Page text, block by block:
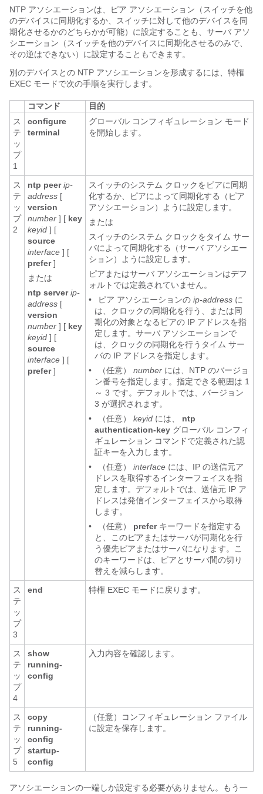
NTP アソシエーションは、ピア アソシエーション（スイッチを他
のデバイスに同期化するか、スイッチに対して他のデバイスを同
期化させるかのどちらかが可能）に設定することも、サーバ アソ
シエーション（スイッチを他のデバイスに同期化させるのみで、
その逆はできない）に設定することもできます。
別のデバイスとの NTP アソシエーションを形成するには、特権
EXEC モードで次の手順を実行します。
コマンド
目的
ス
テ
ッ
プ
1
configure
terminal
グローバル コンフィギュレーション モード
を開始します。
ス
テ
ッ
プ
2
ntp peer ip-
address [
version
number ] [ key
keyid ] [
source
interface ] [
prefer ]
または
ntp server ip-
address [
version
number ] [ key
keyid ] [
source
interface ] [
prefer ]
スイッチのシステム クロックをピアに同期
化するか、ピアによって同期化する（ピア
アソシエーション）ように設定します。
または
スイッチのシステム クロックをタイム サー
バによって同期化する（サーバ アソシエー
ション）ように設定します。
ピアまたはサーバ アソシエーションはデフ
ォルトでは定義されていません。
•
ピア アソシエーションの ip-address に
は、クロックの同期化を行う、または同
期化の対象となるピアの IP アドレスを指
定します。サーバ アソシエーションで
は、クロックの同期化を行うタイム サー
バの IP アドレスを指定します。
•
（任意） number には、NTP のバージョ
ン番号を指定します。指定できる範囲は 1
～ 3 です。デフォルトでは、バージョン
3 が選択されます。
•
（任意） keyid には、
ntp
authentication-key グローバル コンフィ
ギュレーション コマンドで定義された認
証キーを入力します。
•
（任意） interface には、IP の送信元ア
ドレスを取得するインターフェイスを指
定します。デフォルトでは、送信元 IP ア
ドレスは発信インターフェイスから取得
します。
•
（任意） prefer キーワードを指定する
と、このピアまたはサーバが同期化を行
う優先ピアまたはサーバになります。こ
のキーワードは、ピアとサーバ間の切り
替えを減らします。
ス
テ
ッ
プ
3
end 特権 EXEC モードに戻ります。
ス
テ
ッ
プ
4
show
running-
config
入力内容を確認します。
ス
テ
ッ
プ
5
copy
running-
config
startup-
config
（任意）コンフィギュレーション ファイル
に設定を保存します。
アソシエーションの一端しか設定する必要がありません。もう一